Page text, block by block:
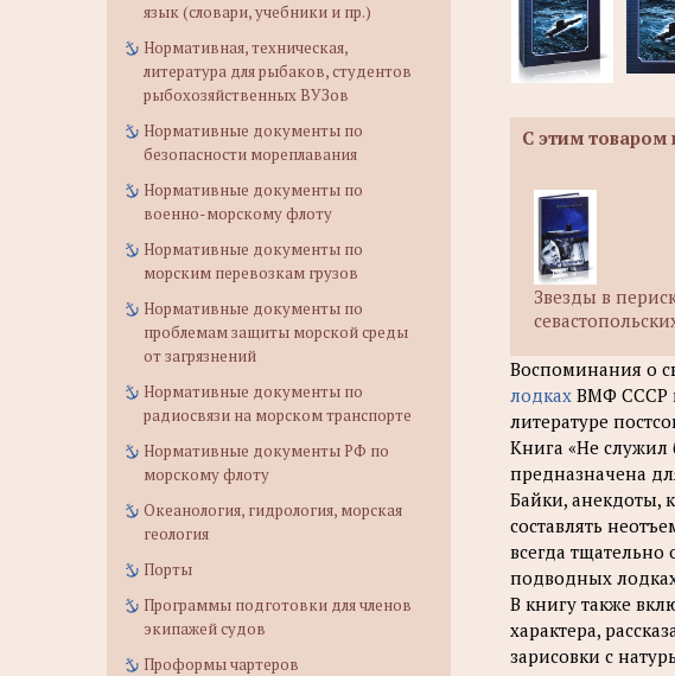
язык (словари, учебники и пр.)
Нормативная, техническая,
литература для рыбаков, студентов
рыбохозяйственных ВУЗов
Нормативные документы по
безопасности мореплавания
Нормативные документы по
военно-морскому флоту
Нормативные документы по
морским перевозкам грузов
Нормативные документы по
проблемам защиты морской среды
от загрязнений
Нормативные документы по
радиосвязи на морском транспорте
Нормативные документы РФ по
морскому флоту
Океанология, гидрология, морская
геология
Порты
Программы подготовки для членов
экипажей судов
Проформы чартеров
С этим товаром
Звезды в
Воспоминания о
лодках ВМФ СССР
литературе
Книга «Не служил
предназначена
Байки, анекдоты,
составлять
всегда
подводных
В книгу также
характера,
зарисовки с